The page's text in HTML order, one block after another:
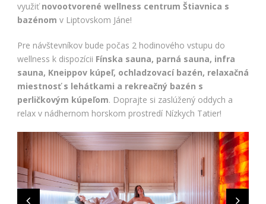
využiťnovootvorené wellness centrum Štiavnica s
bazénom v Liptovskom Jáne!
Pre návštevníkov bude počas 2 hodinového vstupu do
wellness k dispozícii Fínska sauna, parná sauna, infra
sauna, Kneippov kúpeľ, ochladzovací bazén, relaxačná
miestnosť s lehátkami a rekreačný bazén s
perličkovým kúpeľom. Doprajte si zaslúžený oddych a
relax v nádhernom horskom prostredí Nízkych Tatier!